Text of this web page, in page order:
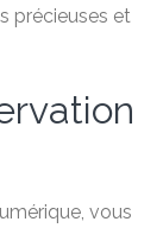
précieuses et
vous